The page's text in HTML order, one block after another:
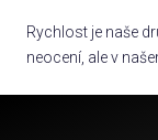
Rychlost je naše
neocení, ale v